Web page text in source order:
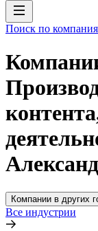
Поиск по
Компании в других
Все индустрии